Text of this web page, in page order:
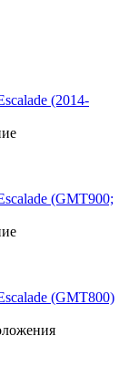
(2014-
(GMT900;
(GMT800)